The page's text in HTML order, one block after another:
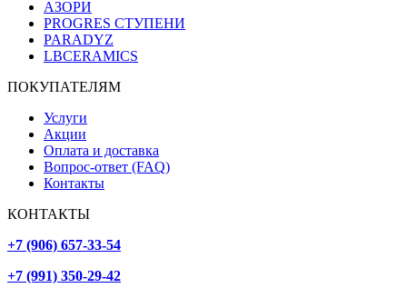
АЗОРИ
PROGRES СТУПЕНИ
PARADYZ
LBCERAMICS
ПОКУПАТЕЛЯМ
Услуги
Акции
Оплата и доставка
Вопрос-ответ (FAQ)
Контакты
КОНТАКТЫ
+7 (906) 657-33-54
+7 (991) 350-29-42